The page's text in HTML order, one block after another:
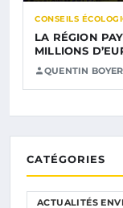
CONSEILS
LA RÉGION
MILLIONS
QUENTIN BOYER
CATÉGORIES
ACTUALITÉS